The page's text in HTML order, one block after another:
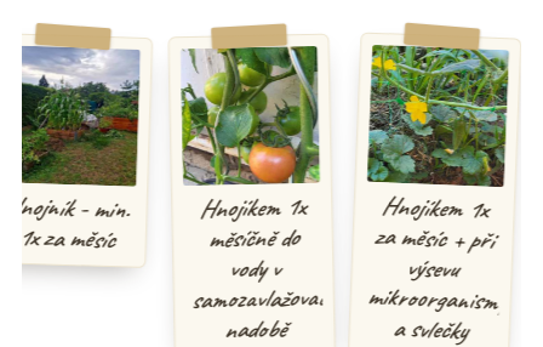
- min.
1x za měsíc
Hnojíkem 1x
měsíčně do
vody v
samozavlažovací
nadobě
Hnojíkem 1x
za měsíc + při
výsevu
mikroorganismy
a svlečky